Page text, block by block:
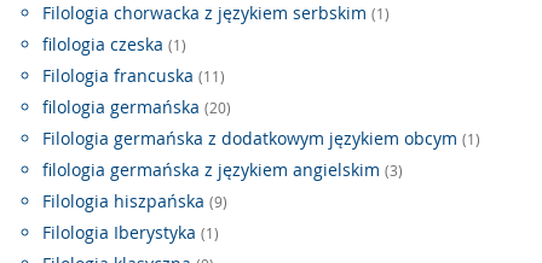
Filologia chorwacka z językiem serbskim (1)
filologia czeska (1)
Filologia francuska (11)
filologia germańska (20)
Filologia germańska z dodatkowym językiem obcym (1)
filologia germańska z językiem angielskim (3)
Filologia hiszpańska (9)
Filologia Iberystyka (1)